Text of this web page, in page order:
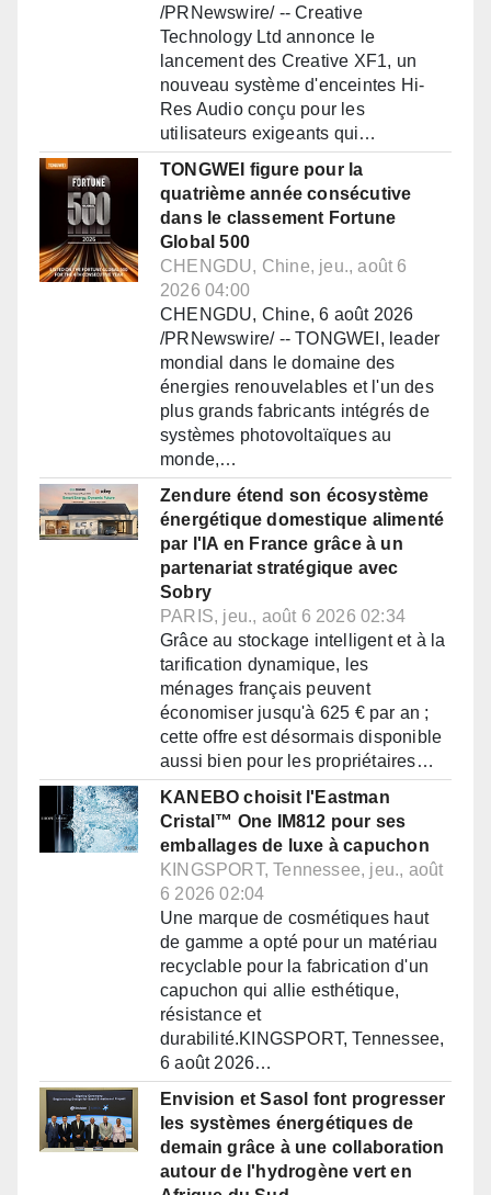
/PRNewswire/ -- Creative
Technology Ltd annonce le
lancement des Creative XF1, un
nouveau système d'enceintes Hi-
Res Audio conçu pour les
utilisateurs exigeants qui…
TONGWEI figure pour la
quatrième année consécutive
dans le classement Fortune
Global 500
CHENGDU, Chine, jeu., août 6
2026 04:00
CHENGDU, Chine, 6 août 2026
/PRNewswire/ -- TONGWEI, leader
mondial dans le domaine des
énergies renouvelables et l'un des
plus grands fabricants intégrés de
systèmes photovoltaïques au
monde,…
Zendure étend son écosystème
énergétique domestique alimenté
par l'IA en France grâce à un
partenariat stratégique avec
Sobry
PARIS, jeu., août 6 2026 02:34
Grâce au stockage intelligent et à la
tarification dynamique, les
ménages français peuvent
économiser jusqu'à 625 € par an ;
cette offre est désormais disponible
aussi bien pour les propriétaires…
KANEBO choisit l'Eastman
Cristal™ One IM812 pour ses
emballages de luxe à capuchon
KINGSPORT, Tennessee, jeu., août
6 2026 02:04
Une marque de cosmétiques haut
de gamme a opté pour un matériau
recyclable pour la fabrication d'un
capuchon qui allie esthétique,
résistance et
durabilité.KINGSPORT, Tennessee,
6 août 2026…
Envision et Sasol font progresser
les systèmes énergétiques de
demain grâce à une collaboration
autour de l'hydrogène vert en